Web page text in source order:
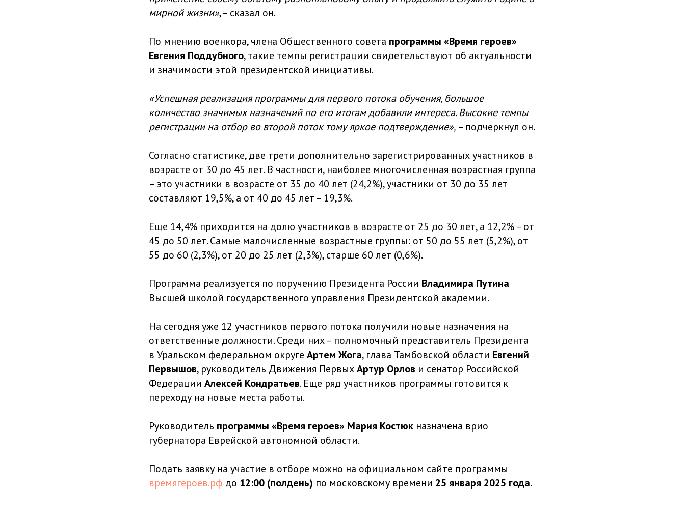
мирной жизни», – сказал он.
По мнению военкора, члена Общественного совета программы «Время героев»
Евгения Поддубного, такие темпы регистрации свидетельствуют об актуальности
и значимости этой президентской инициативы.
«Успешная реализация программы для первого потока обучения, большое
количество значимых назначений по его итогам добавили интереса. Высокие темпы
регистрации на отбор во второй поток тому яркое подтверждение», – подчеркнул он.
Согласно статистике, две трети дополнительно зарегистрированных участников в
возрасте от 30 до 45 лет. В частности, наиболее многочисленная возрастная группа
– это участники в возрасте от 35 до 40 лет (24,2%), участники от 30 до 35 лет
составляют 19,5%, а от 40 до 45 лет – 19,3%.
Еще 14,4% приходится на долю участников в возрасте от 25 до 30 лет, а 12,2% – от
45 до 50 лет. Самые малочисленные возрастные группы: от 50 до 55 лет (5,2%), от
55 до 60 (2,3%), от 20 до 25 лет (2,3%), старше 60 лет (0,6%).
Программа реализуется по поручению Президента России Владимира Путина
Высшей школой государственного управления Президентской академии.
На сегодня уже 12 участников первого потока получили новые назначения на
ответственные должности. Среди них – полномочный представитель Президента
в Уральском федеральном округе Артем Жога, глава Тамбовской области Евгений
Первышов, руководитель Движения ПервыхАртур Орлов и сенатор Российской
Федерации Алексей Кондратьев. Еще ряд участников программы готовится к
переходу на новые места работы.
Руководитель программы «Время героев» Мария Костюк назначена врио
губернатора Еврейской автономной области.
Подать заявку на участие в отборе можно на официальном сайте программы
времягероев.рф до 12:00 (полдень) по московскому времени 25 января 2025 года.